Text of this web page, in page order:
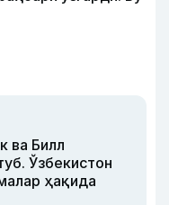
ва Билл
Ўзбекистон
ҳақида